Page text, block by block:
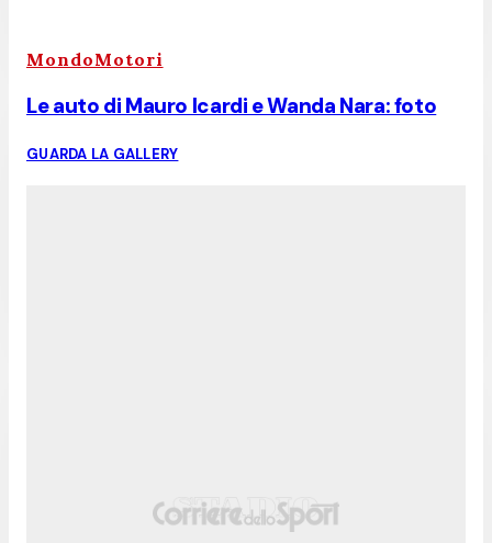
MondoMotori
Le auto di Mauro Icardi e Wanda Nara: foto
GUARDA LA GALLERY